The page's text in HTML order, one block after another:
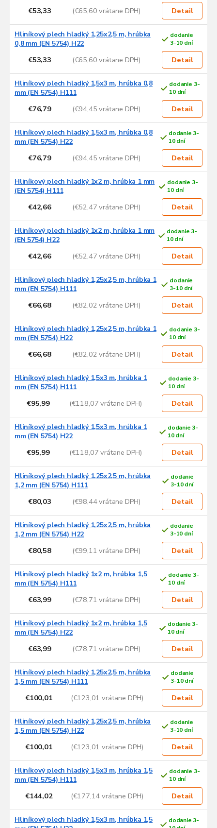
v
€53,33 (€65,60 vrátane DPH) Detail
Hliníkový plech hladký 1,25x2,5 m, hrúbka
0,8 mm (EN 5754) H22
dodanie
3-10 dní
€53,33 (€65,60 vrátane DPH) Detail
Hliníkový plech hladký 1,5x3 m, hrúbka 0,8
mm (EN 5754) H111
dodanie 3-
10 dní
€76,79 (€94,45 vrátane DPH) Detail
Hliníkový plech hladký 1,5x3 m, hrúbka 0,8
mm (EN 5754) H22
dodanie 3-
10 dní
€76,79 (€94,45 vrátane DPH) Detail
Hliníkový plech hladký 1x2 m, hrúbka 1 mm
(EN 5754) H111
dodanie 3-
10 dní
€42,66 (€52,47 vrátane DPH) Detail
Hliníkový plech hladký 1x2 m, hrúbka 1 mm
(EN 5754) H22
dodanie 3-
10 dní
€42,66 (€52,47 vrátane DPH) Detail
Hliníkový plech hladký 1,25x2,5 m, hrúbka 1
mm (EN 5754) H111
dodanie
3-10 dní
€66,68 (€82,02 vrátane DPH) Detail
Hliníkový plech hladký 1,25x2,5 m, hrúbka 1
mm (EN 5754) H22
dodanie 3-
10 dní
€66,68 (€82,02 vrátane DPH) Detail
Hliníkový plech hladký 1,5x3 m, hrúbka 1
mm (EN 5754) H111
dodanie 3-
10 dní
€95,99 (€118,07 vrátane DPH) Detail
Hliníkový plech hladký 1,5x3 m, hrúbka 1
mm (EN 5754) H22
dodanie 3-
10 dní
€95,99 (€118,07 vrátane DPH) Detail
Hliníkový plech hladký 1,25x2,5 m, hrúbka
1,2 mm (EN 5754) H111
dodanie
3-10 dní
€80,03 (€98,44 vrátane DPH) Detail
Hliníkový plech hladký 1,25x2,5 m, hrúbka
1,2 mm (EN 5754) H22
dodanie
3-10 dní
€80,58 (€99,11 vrátane DPH) Detail
Hliníkový plech hladký 1x2 m, hrúbka 1,5
mm (EN 5754) H111
dodanie 3-
10 dní
€63,99 (€78,71 vrátane DPH) Detail
Hliníkový plech hladký 1x2 m, hrúbka 1,5
mm (EN 5754) H22
dodanie 3-
10 dní
€63,99 (€78,71 vrátane DPH) Detail
Hliníkový plech hladký 1,25x2,5 m, hrúbka
1,5 mm (EN 5754) H111
dodanie
3-10 dní
€100,01 (€123,01 vrátane DPH) Detail
Hliníkový plech hladký 1,25x2,5 m, hrúbka
1,5 mm (EN 5754) H22
dodanie
3-10 dní
€100,01 (€123,01 vrátane DPH) Detail
Hliníkový plech hladký 1,5x3 m, hrúbka 1,5
mm (EN 5754) H111
dodanie 3-
10 dní
€144,02 (€177,14 vrátane DPH) Detail
Hliníkový plech hladký 1,5x3 m, hrúbka 1,5
dodanie 3-